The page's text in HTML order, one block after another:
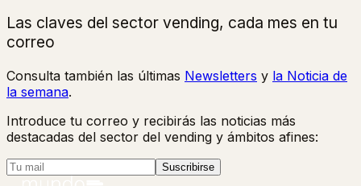
Las claves del sector vending, cada mes en tu
correo
Consulta también las últimas Newsletters y la Noticia de
la semana.
Introduce tu correo y recibirás las noticias más
destacadas del sector del vending y ámbitos afines:
Suscribirse